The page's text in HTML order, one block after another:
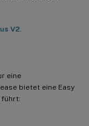
V2
eine
bietet eine Easy
führt: